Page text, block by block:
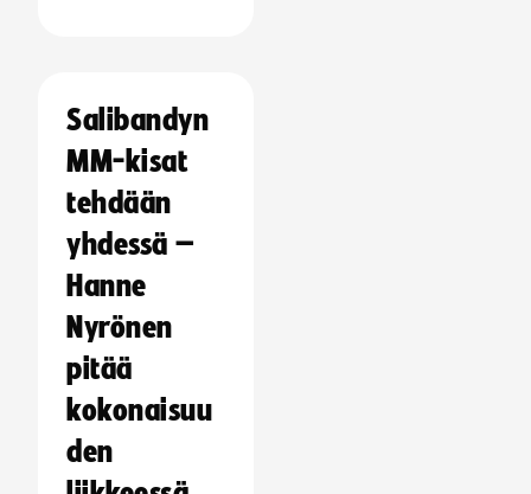
Salibandyn
MM-kisat
tehdään
yhdessä –
Hanne
Nyrönen
pitää
kokonaisuu
den